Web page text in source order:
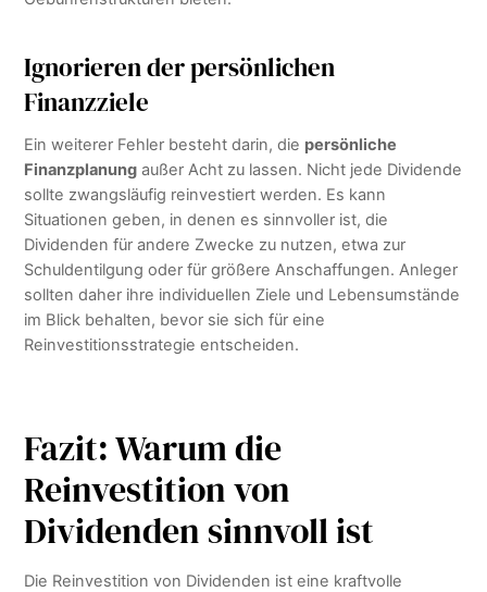
Ignorieren der persönlichen
Finanzziele
Ein weiterer Fehler besteht darin, die persönliche
Finanzplanung außer Acht zu lassen. Nicht jede Dividende
sollte zwangsläufig reinvestiert werden. Es kann
Situationen geben, in denen es sinnvoller ist, die
Dividenden für andere Zwecke zu nutzen, etwa zur
Schuldentilgung oder für größere Anschaffungen. Anleger
sollten daher ihre individuellen Ziele und Lebensumstände
im Blick behalten, bevor sie sich für eine
Reinvestitionsstrategie entscheiden.
Fazit: Warum die
Reinvestition von
Dividenden sinnvoll ist
Die Reinvestition von Dividenden ist eine kraftvolle